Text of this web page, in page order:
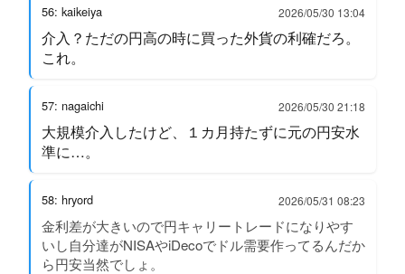
56: kaikeiya 2026/05/30 13:04
介入？ただの円高の時に買った外貨の利確だろ。
これ。
57: nagaichi 2026/05/30 21:18
大規模介入したけど、１カ月持たずに元の円安水
準に…。
58: hryord 2026/05/31 08:23
金利差が大きいので円キャリートレードになりやす
いし自分達がNISAやiDecoでドル需要作ってるんだか
ら円安当然でしょ。